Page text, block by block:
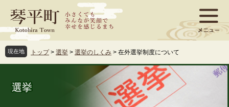
ジ
先
頭
ュ
を
飛
現在地 トップ > 選挙 > 選挙のしくみ > 在外選挙制度について
選挙